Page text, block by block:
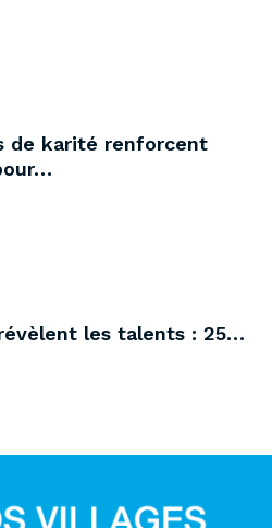
de karité renforcent
les talents : 25…